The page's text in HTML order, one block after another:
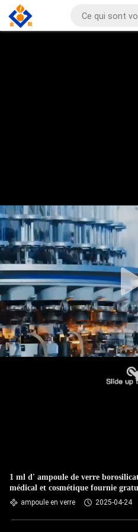
1 ml d' ampoule de verre
médical et cosmétique fournie
ampoule en verre 2025-04-24